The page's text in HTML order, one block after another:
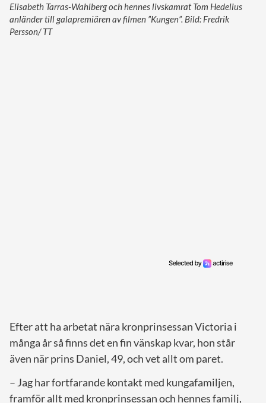
Elisabeth Tarras-Wahlberg och hennes livskamrat Tom Hedelius
anländer till galapremiären av filmen ”Kungen”. Bild: Fredrik
Persson/ TT
Efter att ha arbetat nära kronprinsessan Victoria i
många år så finns det en fin vänskap kvar, hon står
även när prins Daniel, 49, och vet allt om paret.
– Jag har fortfarande kontakt med kungafamiljen,
framför allt med kronprinsessan och hennes familj,